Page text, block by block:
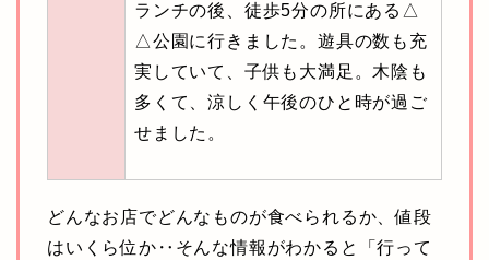
ランチの後、徒歩5分の所にある△
△公園に行きました。遊具の数も充
実していて、子供も大満足。木陰も
多くて、涼しく午後のひと時が過ご
せました。
どんなお店でどんなものが食べられるか、値段
はいくら位か‥そんな情報がわかると「行って